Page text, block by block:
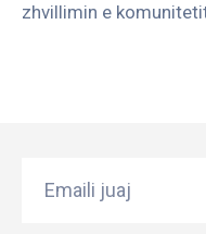
zhvillimin e